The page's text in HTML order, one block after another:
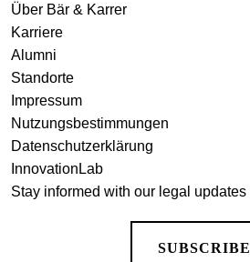
Über Bär & Karrer
Karriere
Alumni
Standorte
Impressum
Nutzungsbestimmungen
Datenschutzerklärung
InnovationLab
Stay informed with our legal
SUBSCRIBE